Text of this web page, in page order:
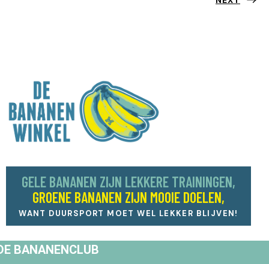
GELE BANANEN ZIJN LEKKERE TRAININGEN,
GROENE BANANEN ZIJN MOOIE DOELEN,
WANT DUURSPORT MOET WEL LEKKER BLIJVEN!
BANANENCLUB